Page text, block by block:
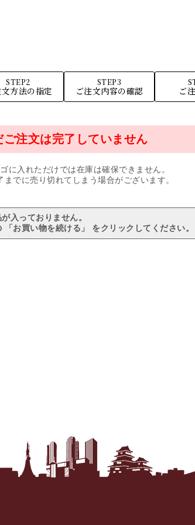
STEP2
文方法の指定
STEP3
ご注文内容の確認 ご
ご注文は完了していません
に入れただけでは在庫は確保できません。
でに売り切れてしまう場合がございます。
入っておりません。
お買い物を続ける」 をクリックしてください。